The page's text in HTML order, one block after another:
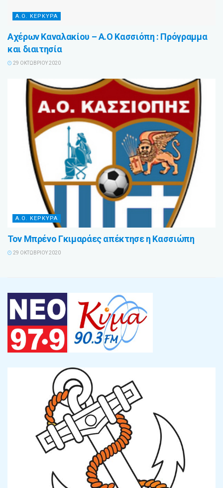
Α.Ο. ΚΕΡΚΥΡΑ
Αχέρων Καναλακίου – Α.Ο Κασσιόπη : Πρόγραμμα
και διαιτησία
29 ΟΚΤΩΒΡΊΟΥ 2020
Α.Ο. ΚΕΡΚΥΡΑ
Τον Μπρένο Γκιμαράες απέκτησε η Κασσιώπη
29 ΟΚΤΩΒΡΊΟΥ 2020